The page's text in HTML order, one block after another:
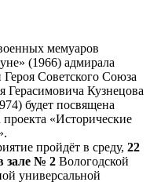
мемуаров
(1966) адмирала
Героя Советского Союза
Герасимовича Кузнецова
будет посвящена
проекта «Исторические
пройдёт в среду, 22
зале № 2 Вологодской
универсальной